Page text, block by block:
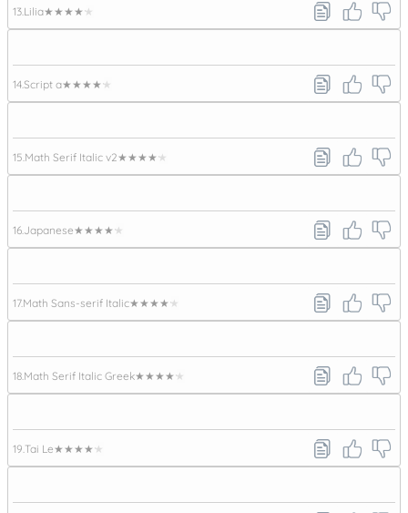
13. Lilia★★★★★
14.Script a★★★★★
15. Math Serif Italic v2★★★★★
16. Japanese★★★★★
17.Math Sans-serif Italic★★★★★
18. Math Serif Italic Greek★★★★★
19. Tai Le★★★★★